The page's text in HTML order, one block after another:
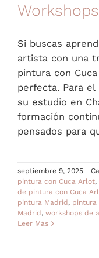
Si buscas
artista con una
pintura con
perfecta. Para
su estudio en
formación
pensados para
septiembre 9, 2025 |
pintura con Cuca Arlot,
de pintura con Cuca
pintura Madrid, pintura
Madrid, workshops de
Leer Más